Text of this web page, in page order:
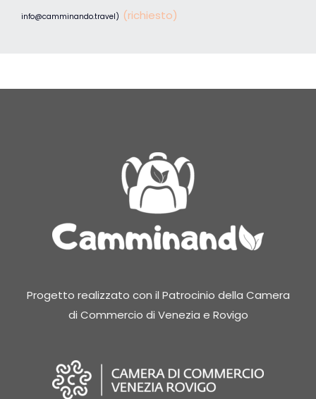
info@camminando.travel) (richiesto)
Progetto realizzato con il Patrocinio della Camera
di Commercio di Venezia e Rovigo